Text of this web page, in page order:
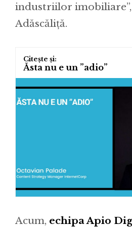
industriilor
Adăscăliță.
Ăsta nu e un ”adio”
Acum, echipa Apio